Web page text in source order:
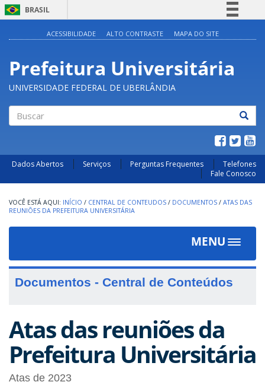
BRASIL
Participe
Acesso à informação
ACESSIBILIDADE ALTO CONTRASTE MAPA DO SITE
Prefeitura Universitária
UNIVERSIDADE FEDERAL DE UBERLÂNDIA
Dados Abertos Serviços Perguntas Frequentes
Telefones
Fale Conosco
INÍCIO / CENTRAL DE CONTEUDOS / DOCUMENTOS / ATAS DAS
REUNIÕES DA PREFEITURA UNIVERSITÁRIA
MENU
Toggle
Documentos - Central de Conteúdos
Atas das reuniões da
Prefeitura Universitária
Atas de 2023